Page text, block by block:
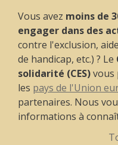
Vous avez moins de
engager dans des
contre l'exclusion,
de handicap, etc.) ? Le
solidarité (CES)vous
les pays de l'Union
partenaires. Nous
informations à